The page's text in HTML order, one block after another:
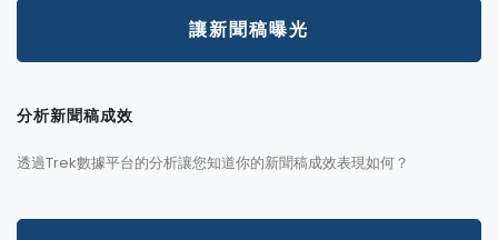
讓新聞稿曝光
分析新聞稿成效
透過Trek數據平台的分析讓您知道你的新聞稿成效表現如何？